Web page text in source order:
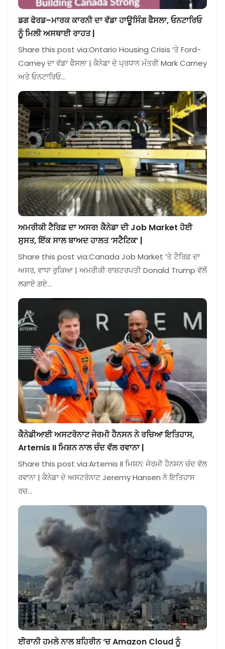
ਡਗ ਫੋਰਡ–ਮਾਰਕ ਕਾਰਨੀ ਦਾ ਵੱਡਾ ਹਾਊਸਿੰਗ ਫੈਸਲਾ, ਓਨਟਾਰਿਓ
ਨੂੰ ਮਿਲੀ ਅਸਥਾਈ ਰਾਹਤ |
Share this post via:Ontario Housing Crisis ‘ਤੇ Ford-
Carney ਦਾ ਵੱਡਾ ਫੈਸਲਾ | ਕੈਨੇਡਾ ਦੇ ਪ੍ਰਧਾਨ ਮੰਤਰੀ Mark Carney
ਅਤੇ ਓਨਟਾਰਿਓ…
ਅਮਰੀਕੀ ਟੈਰਿਫ਼ ਦਾ ਅਸਰ! ਕੈਨੇਡਾ ਦੀ Job Market ਹੋਈ
ਸੁਸਤ, ਇੱਕ ਸਾਲ ਬਾਅਦ ਹਾਲਤ ‘ਸਟੈਟਿਕ’ |
Share this post via:Canada Job Market ‘ਤੇ ਟੈਰਿਫ਼ ਦਾ
ਅਸਰ, ਵਾਧਾ ਰੁਕਿਆ | ਅਮਰੀਕੀ ਰਾਸ਼ਟਰਪਤੀ Donald Trump ਵੱਲੋਂ
ਲਗਾਏ ਗਏ…
ਕੈਨੇਡੀਆਈ ਅਸਟਰੋਨਾਟ ਜੇਰਮੀ ਹੈਨਸਨ ਨੇ ਰਚਿਆ ਇਤਿਹਾਸ,
Artemis II ਮਿਸ਼ਨ ਨਾਲ ਚੰਦ ਵੱਲ ਰਵਾਨਾ |
Share this post via:Artemis II ਮਿਸ਼ਨ: ਜੇਰਮੀ ਹੈਨਸਨ ਚੰਦ ਵੱਲ
ਰਵਾਨਾ | ਕੈਨੇਡਾ ਦੇ ਅਸਟਰੋਨਾਟ Jeremy Hansen ਨੇ ਇਤਿਹਾਸ
ਰਚ…
ਈਰਾਨੀ ਹਮਲੇ ਨਾਲ ਬਹਿਰੀਨ ‘ਚ Amazon Cloud ਨੂੰ